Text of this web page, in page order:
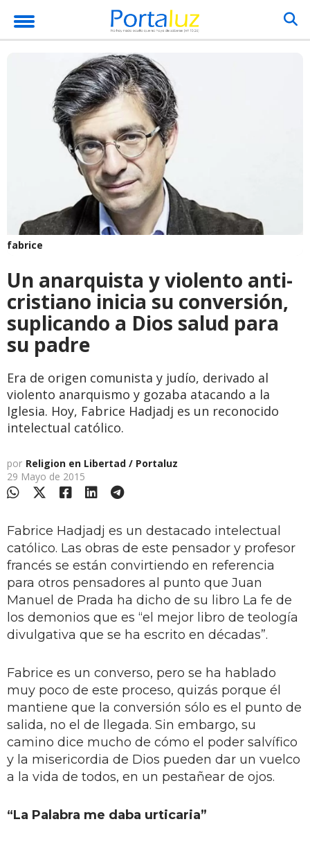
fabrice
Un anarquista y violento anti-
cristiano inicia su conversión,
suplicando a Dios salud para
su padre
Era de origen comunista y judío, derivado al
violento anarquismo y gozaba atacando a la
Iglesia. Hoy, Fabrice Hadjadj es un reconocido
intelectual católico.
por Religion en Libertad / Portaluz
29 Mayo de 2015
Fabrice Hadjadj es un destacado intelectual
católico. Las obras de este pensador y profesor
francés se están convirtiendo en referencia
para otros pensadores al punto que Juan
Manuel de Prada ha dicho de su libro La fe de
los demonios que es “el mejor libro de teología
divulgativa que se ha escrito en décadas”.
Fabrice es un converso, pero se ha hablado
muy poco de este proceso, quizás porque él
mantiene que la conversión sólo es el punto de
salida, no el de llegada. Sin embargo, su
camino dice mucho de cómo el poder salvífico
y la misericordia de Dios pueden dar un vuelco
a la vida de todos, en un pestañear de ojos.
“La Palabra me daba urticaria”